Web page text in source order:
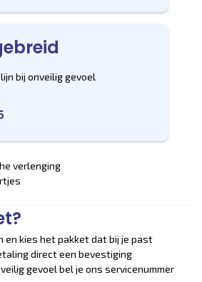
bij onveilig gevoel
verlenging
en kies het pakket dat bij je past
direct een bevestiging
gevoel bel je ons servicenummer